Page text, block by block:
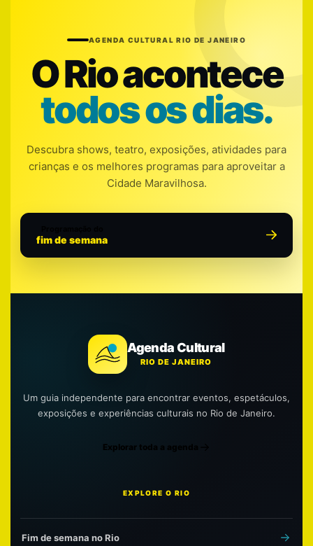
AGENDA CULTURAL RIO DE JANEIRO
O Rio acontece
todos os dias.
Descubra shows, teatro, exposições, atividades para
crianças e os melhores programas para aproveitar a
Cidade Maravilhosa.
fim de semana
Agenda Cultural
RIO DE JANEIRO
Um guia independente para encontrar eventos, espetáculos,
exposições e experiências culturais no Rio de Janeiro.
Explorar toda a agenda
EXPLORE O RIO
Fim de semana no Rio